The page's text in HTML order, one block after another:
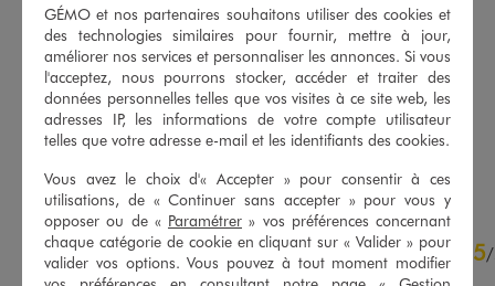
Tee-shirt manches courtes et col rond homme
9,99 €
plus +
-50% sur le 2ème produit d'été
4.5/5 de moyenne
(6 avis)
Tee-shirt manches courtes et col rond homme
9,99 €
Existe en taille +
plus +
-50% sur le 2ème produit d'été
5/5 de moyenne
(62 avis)
4.8/5 5/
Avis vérifié et récompensé
GÉMO et nos partenaires souhaitons utiliser des cookies et
des technologies similaires pour fournir, mettre à jour,
améliorer nos services et personnaliser les annonces. Si vous
l'acceptez, nous pourrons stocker, accéder et traiter des
données personnelles telles que vos visites à ce site web, les
adresses IP, les informations de votre compte utilisateur
telles que votre adresse e-mail et les identifiants des cookies.
Vous avez le choix d'« Accepter » pour consentir à ces
utilisations, de « Continuer sans accepter » pour vous y
opposer ou de « Paramétrer » vos préférences concernant
chaque catégorie de cookie en cliquant sur « Valider » pour
valider vos options. Vous pouvez à tout moment modifier